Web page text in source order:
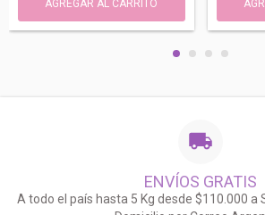
ENVÍOS GRATIS
A todo el país hasta 5 Kg desde $110.000 a